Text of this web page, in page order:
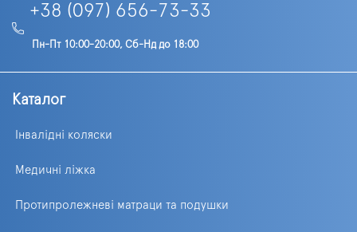
+38 (097) 656-73-33
Пн-Пт 10:00-20:00, Сб-Нд до 18:00
Каталог
Інвалідні коляски
Медичні ліжка
Протипролежневі матраци та подушки